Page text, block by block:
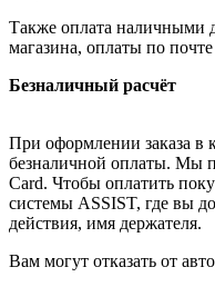
Также оплата наличными
магазина, оплаты по
Безналичный расчёт
При оформлении заказа в
безналичной оплаты. Мы
Card. Чтобы оплатить
системы ASSIST, где вы
действия, имя держателя.
Вам могут отказать от